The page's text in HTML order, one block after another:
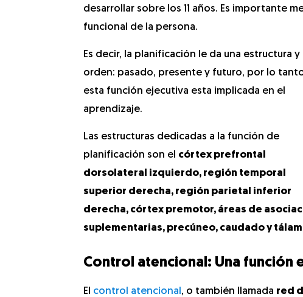
desarrollar sobre los 11 años. Es importante
funcional de la persona.
Es decir, la planificación le da una estructura y
orden: pasado, presente y futuro, por lo
esta función ejecutiva esta implicada en el
aprendizaje.
Las estructuras dedicadas a la función de
planificación son el córtex prefrontal
dorsolateral izquierdo, región temporal
superior derecha, región parietal inferior
derecha, córtex premotor, áreas de
suplementarias, precúneo, caudado y
Control atencional: Una función
El control atencional , o también llamada red